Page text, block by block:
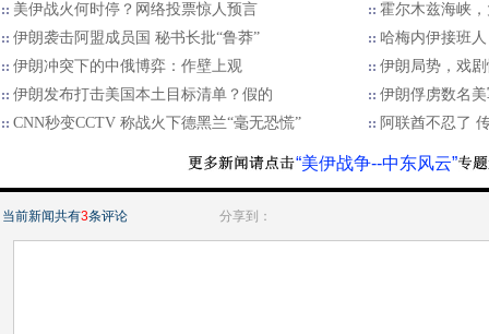
美伊战火何时停？网络投票惊人预言
霍尔木兹海峡
伊朗袭击阿盟成员国 秘书长批“鲁莽”
哈梅内伊接班
伊朗冲突下的中俄博弈：作壁上观
伊朗局势，戏
伊朗发布打击美国本土目标清单？假的
伊朗俘虏数名
CNN秒变CCTV 称战火下德黑兰“毫无恐慌”
阿联酋不忍了
“美伊战争--中东风云”
当前新闻共有3条评论 分享到：